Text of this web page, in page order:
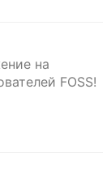
на
FOSS!